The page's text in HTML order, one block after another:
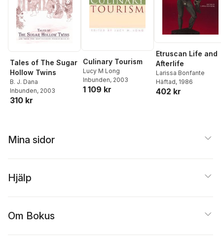
Tales of The Sugar
Hollow Twins
B. J. Dana
Inbunden, 2003
310 kr
Culinary Tourism
Lucy M Long
Inbunden, 2003
1 109 kr
Etruscan Life and
Afterlife
Larissa Bonfante
Häftad, 1986
402 kr
Mina sidor
Hjälp
Om Bokus